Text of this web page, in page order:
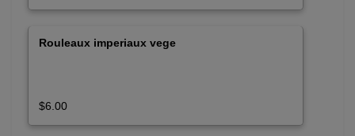
Rouleaux imperiaux vege
$6.00